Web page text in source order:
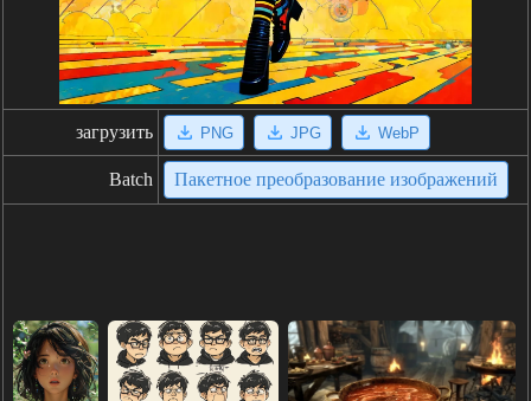
загрузить PNG JPG WebP
Batch Пакетное преобразование изображений